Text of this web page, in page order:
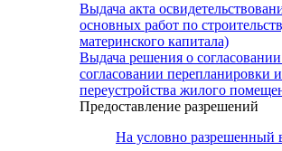
Выдача акта
основных работ по
материнского капитала)
Выдача решения о
согласовании перепланировки
переустройства жилого
Предоставление разрешений
На условно разрешенный